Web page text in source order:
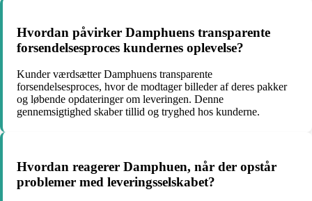
Hvordan påvirker Damphuens transparente
forsendelsesproces kundernes oplevelse?
Kunder værdsætter Damphuens transparente
forsendelsesproces, hvor de modtager billeder af deres pakker
og løbende opdateringer om leveringen. Denne
gennemsigtighed skaber tillid og tryghed hos kunderne.
Hvordan reagerer Damphuen, når der opstår
problemer med leveringsselskabet?